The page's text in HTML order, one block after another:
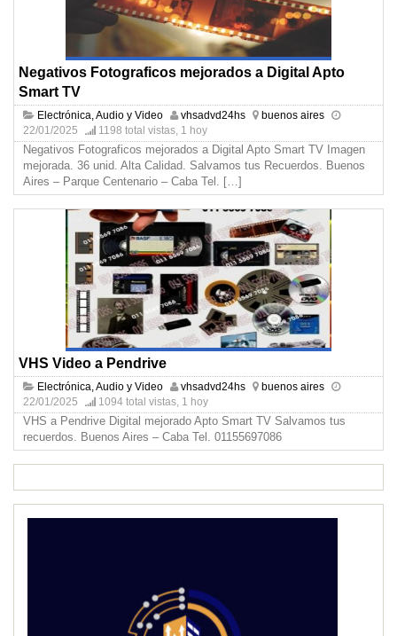
Negativos Fotograficos mejorados a Digital Apto
Smart TV
Electrónica, Audio y Video vhsadvd24hs
buenos aires
22/01/2025
1198 total vistas, 1 hoy
Negativos Fotograficos mejorados a Digital Apto Smart TV Imagen
mejorada. 36 unid. Alta Calidad. Salvamos tus Recuerdos. Buenos
Aires – Parque Centenario – Caba Tel. […]
VHS Video a Pendrive
Electrónica, Audio y Video vhsadvd24hs
buenos aires
22/01/2025
1094 total vistas, 1 hoy
VHS a Pendrive Digital mejorado Apto Smart TV Salvamos tus
recuerdos. Buenos Aires – Caba Tel. 01155697086